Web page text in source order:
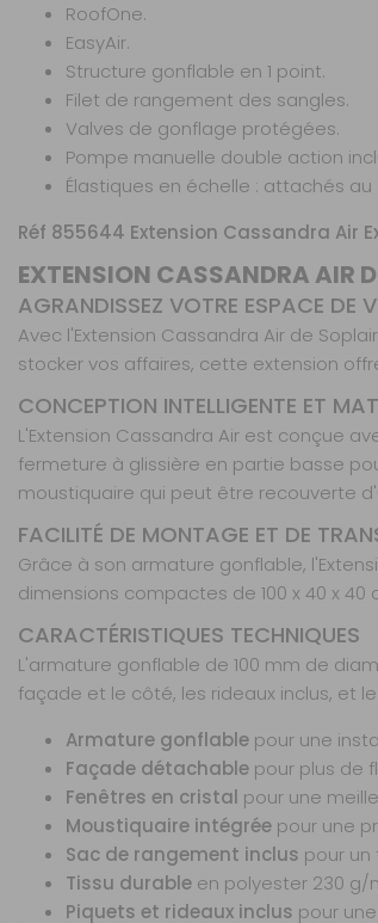
RoofOne.
EasyAir.
Structure gonflable en 1 point.
Filet de rangement des sangles.
Valves de gonflage protégées.
Pompe manuelle double action
Élastiques en échelle : attachés au
Réf 855644 Extension Cassandra Air
EXTENSION CASSANDRA AIR
AGRANDISSEZ VOTRE ESPACE DE
Avec l'Extension Cassandra Air de
stocker vos affaires, cette extension
CONCEPTION INTELLIGENTE ET
L'Extension Cassandra Air est conçue
fermeture à glissière en partie basse
moustiquaire qui peut être recouverte
FACILITÉ DE MONTAGE ET DE
Grâce à son armature gonflable,
dimensions compactes de 100 x 40 x 40
CARACTÉRISTIQUES TECHNIQUES
L'armature gonflable de 100 mm de
façade et le côté, les rideaux inclus, et
Armature gonflable pour une
Façade détachable pour plus de
Fenêtres en cristal pour une
Moustiquaire intégrée pour une
Sac de rangement inclus pour
Tissu durable en polyester 230 g/
Piquets et rideaux inclus pour